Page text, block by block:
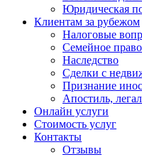
Юридическая
Клиентам за рубежом
Налоговые
Семейное право
Наследство
Сделки с
Признание
Апостиль,
Онлайн услуги
Стоимость услуг
Контакты
Отзывы